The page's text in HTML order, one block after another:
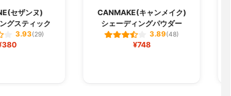
セザンヌ)
グスティック
3.93(29)
CANMAKE(キャンメイク)
シェーディングパウダー
3.89(48)
¥748